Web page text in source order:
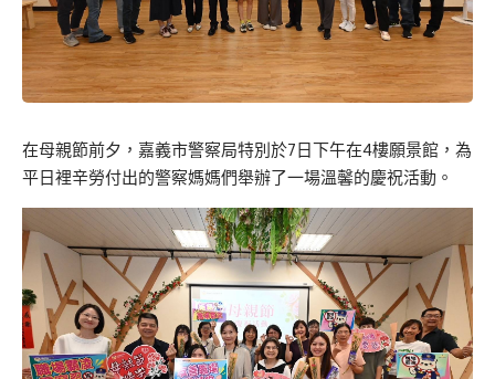
在母親節前夕，嘉義市警察局特別於7日下午在4樓願景館，為
平日裡辛勞付出的警察媽媽們舉辦了一場溫馨的慶祝活動。